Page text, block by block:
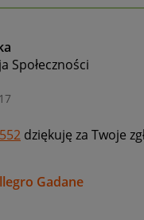
Społeczności
dziękuję za Twoje
Gadane